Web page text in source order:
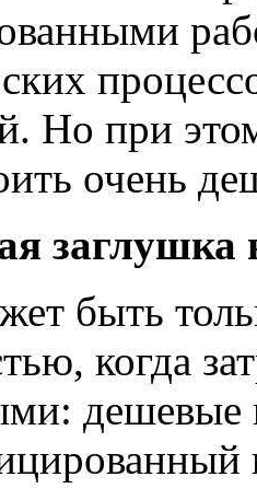
Но при
очень
быть
когда
дешевые